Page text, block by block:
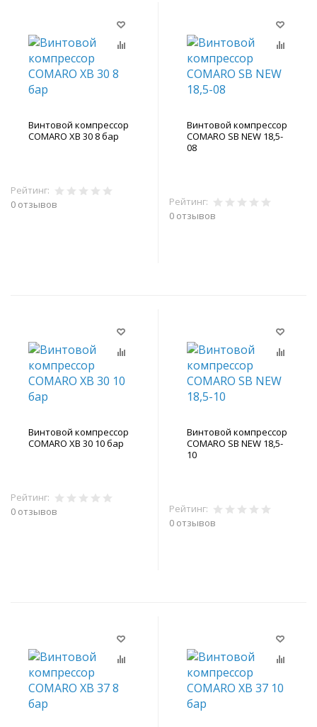
Винтовой компрессор
COMARO XB 30 8 бар
Рейтинг:
0 отзывов
Винтовой компрессор
COMARO SB NEW 18,5-
08
Рейтинг:
0 отзывов
Винтовой компрессор
COMARO XB 30 10 бар
Рейтинг:
0 отзывов
Винтовой компрессор
COMARO SB NEW 18,5-
10
Рейтинг:
0 отзывов